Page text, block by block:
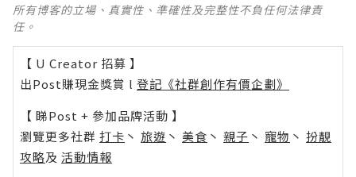
所有博客的立場、真實性、準確性及完整性不負任何法律責
任。
【 U Creator 招募 】
出Post賺現金獎賞 l 登記《社群創作有價企劃》
【 睇Post + 參加品牌活動 】
瀏覽更多社群 打卡 丶 旅遊 丶 美食 丶 親子 丶 寵物 丶 扮靚
攻略及 活動情報